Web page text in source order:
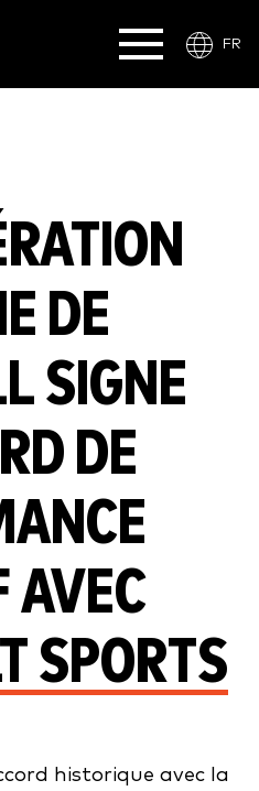
FR
DE
SIGNE
DE
AVEC
SPORTS
historique avec la